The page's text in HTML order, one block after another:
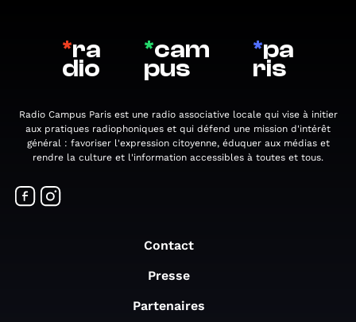
*ra
dio
*cam
pus
*pa
ris
Radio Campus Paris est une radio associative locale qui vise à initier
aux pratiques radiophoniques et qui défend une mission d'intérêt
général : favoriser l'expression citoyenne, éduquer aux médias et
rendre la culture et l'information accessibles à toutes et tous.
Contact
Presse
Partenaires